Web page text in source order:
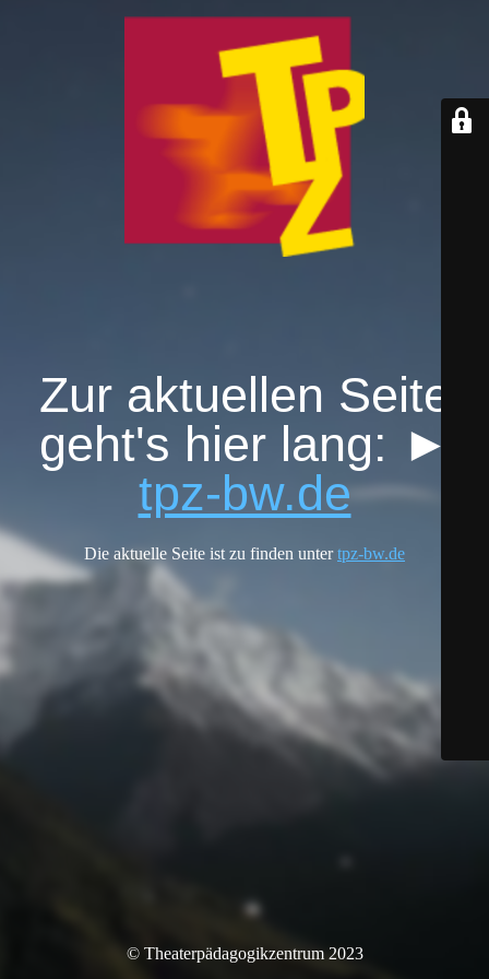
Zur aktuellen Seite
geht's hier lang: ►
tpz-bw.de
Die aktuelle Seite ist zu finden untertpz-bw.de
© Theaterpädagogikzentrum 2023